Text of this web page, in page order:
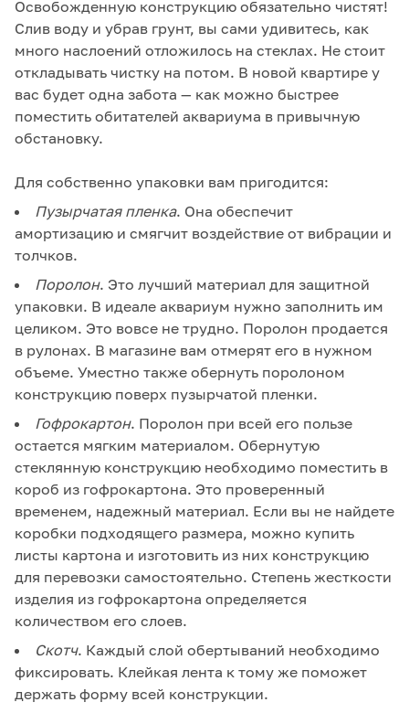
Освобожденную конструкцию обязательно чистят!
Слив воду и убрав грунт, вы сами удивитесь, как
много наслоений отложилось на стеклах. Не стоит
откладывать чистку на потом. В новой квартире у
вас будет одна забота — как можно быстрее
поместить обитателей аквариума в привычную
обстановку.
Для собственно упаковки вам пригодится:
Пузырчатая пленка. Она обеспечит
амортизацию и смягчит воздействие от вибрации и
толчков.
Поролон. Это лучший материал для защитной
упаковки. В идеале аквариум нужно заполнить им
целиком. Это вовсе не трудно. Поролон продается
в рулонах. В магазине вам отмерят его в нужном
объеме. Уместно также обернуть поролоном
конструкцию поверх пузырчатой пленки.
Гофрокартон. Поролон при всей его пользе
остается мягким материалом. Обернутую
стеклянную конструкцию необходимо поместить в
короб из гофрокартона. Это проверенный
временем, надежный материал. Если вы не найдете
коробки подходящего размера, можно купить
листы картона и изготовить из них конструкцию
для перевозки самостоятельно. Степень жесткости
изделия из гофрокартона определяется
количеством его слоев.
Скотч. Каждый слой обертываний необходимо
фиксировать. Клейкая лента к тому же поможет
держать форму всей конструкции.